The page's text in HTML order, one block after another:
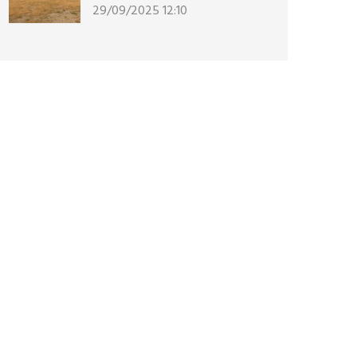
29/09/2025 12:10